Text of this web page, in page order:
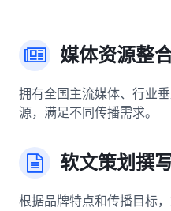
媒体资源整
拥有全国主流媒体、行业
源，满足不同传播需求。
软文策划撰
根据品牌特点和传播目标